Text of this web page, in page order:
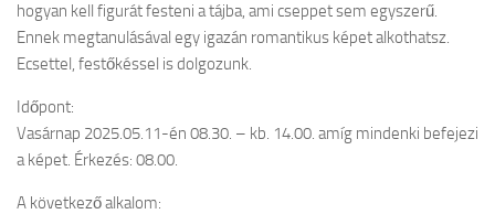
hogyan kell figurát festeni a tájba, ami cseppet sem egyszerű.
Ennek megtanulásával egy igazán romantikus képet alkothatsz.
Ecsettel, festőkéssel is dolgozunk.
Időpont:
Vasárnap 2025.05.11-én 08.30. – kb. 14.00. amíg mindenki befejezi
a képet. Érkezés: 08.00.
A következő alkalom: